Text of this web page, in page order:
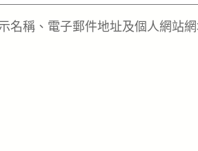
名稱、電子郵件地址及個人網站